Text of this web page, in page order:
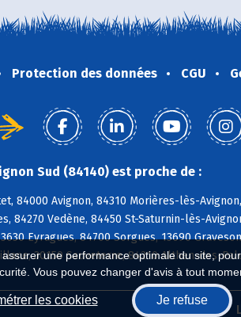
une performance optimale du site,
Vous pouvez changer d'avis à tout
les cookies Je refuse
Protection des données CGU
Sud (84140) est proche de :
84000 Avignon, 84310 Morières-lès-
84270 Vedène, 84450 St-Saturnin-lès-
Eyragues, 84700 Sorgues, 13690
30150 Sauveterre, 84210 Althen-des-
Biocoop.fr